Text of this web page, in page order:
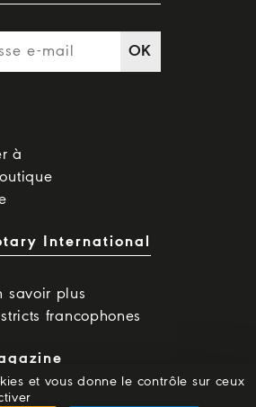
OK
à
International
savoir plus
francophones
et vous donne le contrôle sur ceux